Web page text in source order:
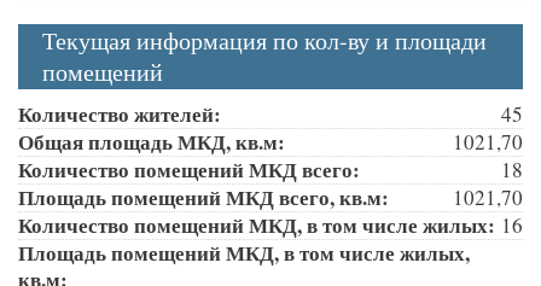
Текущая информация по кол-ву и площади
помещений
Количество жителей: 45
Общая площадь МКД, кв.м: 1021,70
Количество помещений МКД всего: 18
Площадь помещений МКД всего, кв.м: 1021,70
Количество помещений МКД, в том числе жилых: 16
Площадь помещений МКД, в том числе жилых,
кв.м: